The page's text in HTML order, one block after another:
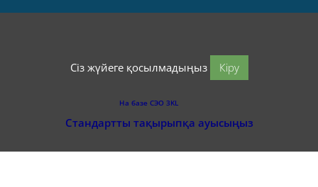
Сіз жүйеге қосылмадыңыз Кіру
На базе СЭО 3KL
Стандартты тақырыпқа ауысыңыз